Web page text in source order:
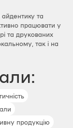
та
працювати у
та друкованих
так і на
продукцію